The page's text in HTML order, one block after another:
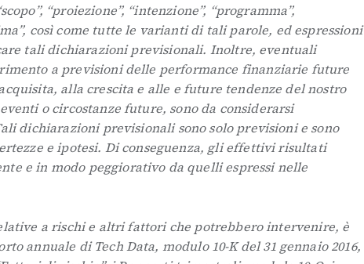
“proiezione”, “intenzione”, “programma”,
così come tutte le varianti di tali parole, ed espressioni
tali dichiarazioni previsionali. Inoltre, eventuali
a previsioni delle performance finanziarie future
alla crescita e alle e future tendenze del nostro
o circostanze future, sono da considerarsi
dichiarazioni previsionali sono solo previsioni e sono
e ipotesi. Di conseguenza, gli effettivi risultati
e in modo peggiorativo da quelli espressi nelle
a rischi e altri fattori che potrebbero intervenire, è
annuale di Tech Data, modulo 10-K del 31 gennaio 2016,